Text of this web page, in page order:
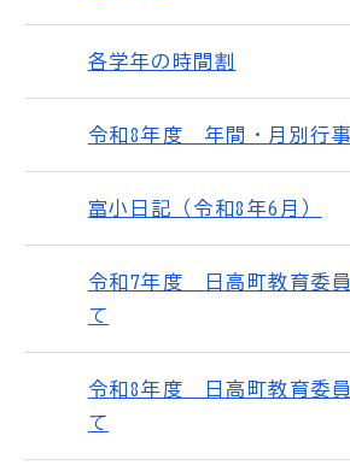
各学年の時間割
令和8年度 年間・月別行
富小日記（令和8年6月）
令和7年度 日高町教育委
て
令和8年度 日高町教育委
て